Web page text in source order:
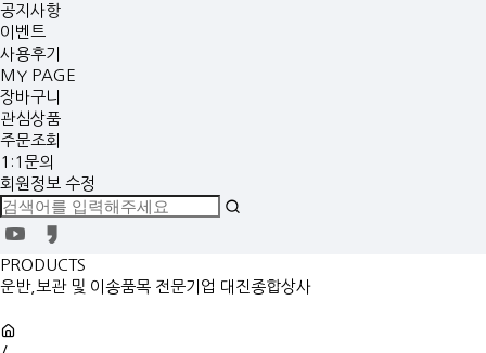
공지사항
이벤트
사용후기
MY PAGE
장바구니
관심상품
주문조회
1:1문의
회원정보 수정
PRODUCTS
운반,보관 및 이송품목 전문기업 대진종합상사